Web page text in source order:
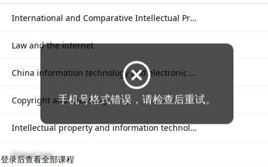
International and Comparative Intellectual Pro
perty Law
Law and the internet
China information technology and electronic co
mmerce law
Copyright and Creativity
Intellectual property and information technolo
gy
Patent law
登录后查看全部课程
手机号格式错误，请检查后重试。